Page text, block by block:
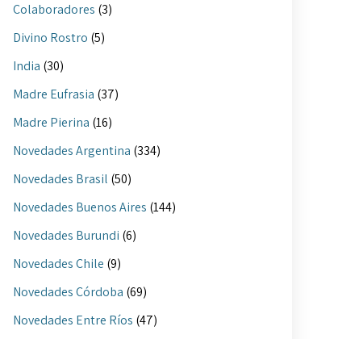
Colaboradores (3)
Divino Rostro (5)
India (30)
Madre Eufrasia (37)
Madre Pierina (16)
Novedades Argentina (334)
Novedades Brasil (50)
Novedades Buenos Aires (144)
Novedades Burundi (6)
Novedades Chile (9)
Novedades Córdoba (69)
Novedades Entre Ríos (47)